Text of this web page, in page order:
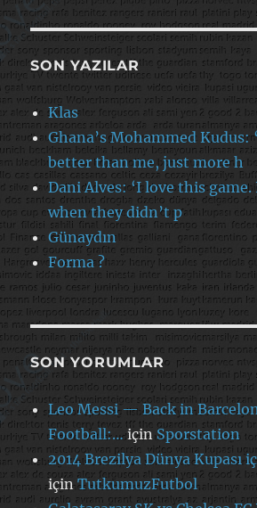
SON YAZILAR
Klas
Ghana’s Mohammed Kudus:
better than me, just more h
Dani Alves: ‘I love this
when they didn’t p
Günaydın
Forma ?
SON YORUMLAR
Leo Messi — Back in
Football:…için Sporstation
2014 Brezilya Dünya Kupası
içinTutkumuzFutbol